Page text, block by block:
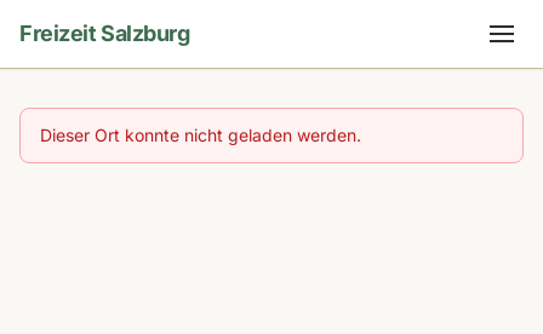
Freizeit Salzburg
Dieser Ort konnte nicht geladen werden.